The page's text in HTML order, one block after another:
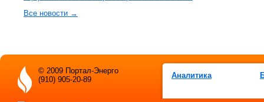
Все новости →
Аналитика
© 2009 Портал-Энерго
(910) 905-20-89